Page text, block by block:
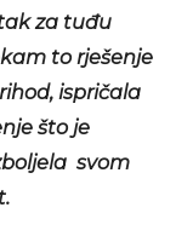
za tuđu
to rješenje
ispričala
što je
svom